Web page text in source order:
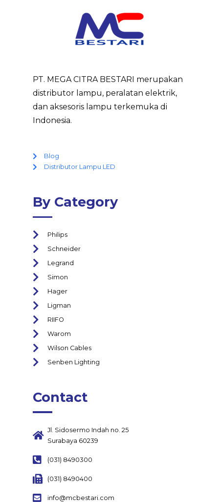
PT. MEGA CITRA BESTARI merupakan
distributor lampu, peralatan elektrik,
dan aksesoris lampu terkemuka di
Indonesia.
Blog
Distributor Lampu LED
By Category
Philips
Schneider
Legrand
Simon
Hager
Ligman
RIIFO
Warom
Wilson Cables
Senben Lighting
Contact
Jl. Sidosermo Indah no. 25
Surabaya 60239
(031) 8490300
(031) 8490400
info@mcbestari.com